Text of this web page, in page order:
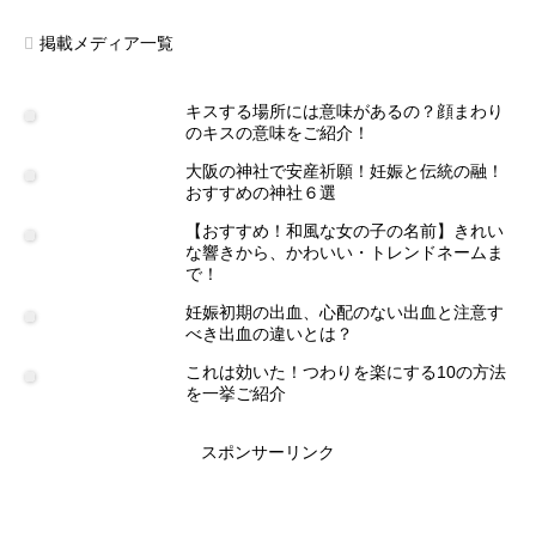
掲載メディア一覧
キスする場所には意味があるの？顔まわり
のキスの意味をご紹介！
大阪の神社で安産祈願！妊娠と伝統の融！
おすすめの神社６選
【おすすめ！和風な女の子の名前】きれい
な響きから、かわいい・トレンドネームま
で！
妊娠初期の出血、心配のない出血と注意す
べき出血の違いとは？
これは効いた！つわりを楽にする10の方法
を一挙ご紹介
スポンサーリンク